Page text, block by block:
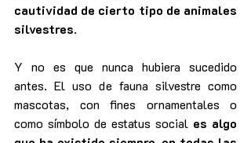
cautividad de cierto tipo de animales
silvestres.
Y no es que nunca hubiera sucedido
antes. El uso de fauna silvestre como
mascotas, con fines ornamentales o
como símbolo de estatus social es algo